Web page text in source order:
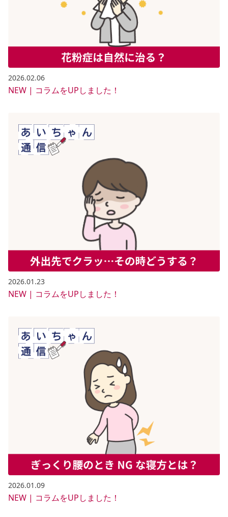
2026.02.06
NEW | コラムをUPしました！
2026.01.23
NEW | コラムをUPしました！
2026.01.09
NEW | コラムをUPしました！